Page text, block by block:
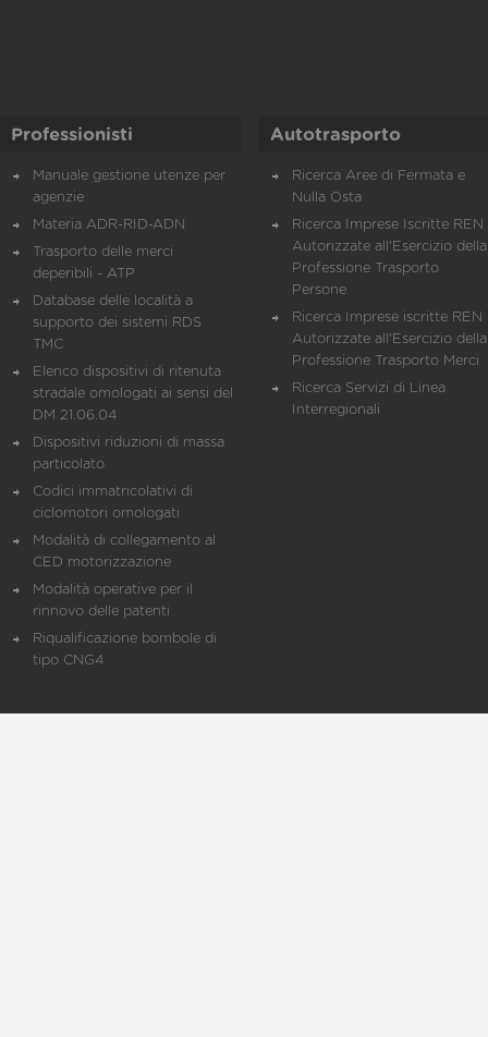
Professionisti
Manuale gestione utenze per
agenzie
Materia ADR-RID-ADN
Trasporto delle merci
deperibili - ATP
Database delle località a
supporto dei sistemi RDS
TMC
Elenco dispositivi di ritenuta
stradale omologati ai sensi del
DM 21.06.04
Dispositivi riduzioni di massa
particolato
Codici immatricolativi di
ciclomotori omologati
Modalità di collegamento al
CED motorizzazione
Modalità operative per il
rinnovo delle patenti
Riqualificazione bombole di
tipo CNG4
Autotrasporto
Ricerca Aree di Fermata e
Nulla Osta
Ricerca Imprese Iscritte REN
Autorizzate all'Esercizio della
Professione Trasporto
Persone
Ricerca Imprese iscritte REN
Autorizzate all'Esercizio della
Professione Trasporto Merci
Ricerca Servizi di Linea
Interregionali